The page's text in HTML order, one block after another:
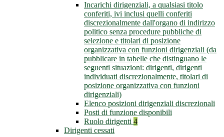
Incarichi dirigenziali, a qualsiasi titolo
conferiti, ivi inclusi quelli conferiti
discrezionalmente dall'organo di indirizzo
politico senza procedure pubbliche di
selezione e titolari di posizione
organizzativa con funzioni dirigenziali (da
pubblicare in tabelle che distinguano le
seguenti situazioni: dirigenti, dirigenti
individuati discrezionalmente, titolari di
posizione organizzativa con funzioni
dirigenziali)
Elenco posizioni dirigenziali discrezionali
Posti di funzione disponibili
Ruolo dirigenti 4
Dirigenti cessati